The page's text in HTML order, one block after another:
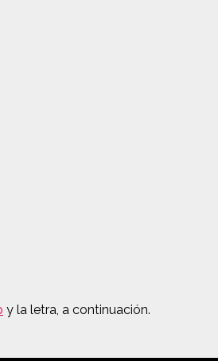
y la letra, a continuación.